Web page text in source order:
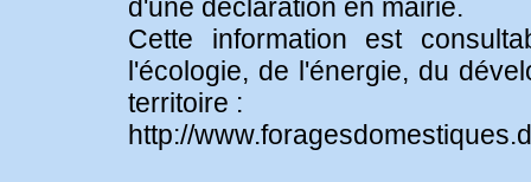
d'une déclaration en mairie.
Cette information est
l'écologie, de l'énergie, du
territoire :
http://